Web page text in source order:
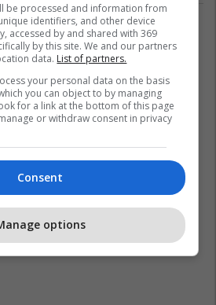
1
be processed and information from
identifiers, and other device
accessed by and shared with 369
by this site. We and our partners
data. List of partners.
your personal data on the basis
you can object to by managing
for a link at the bottom of this page
or withdraw consent in privacy
Consent
options